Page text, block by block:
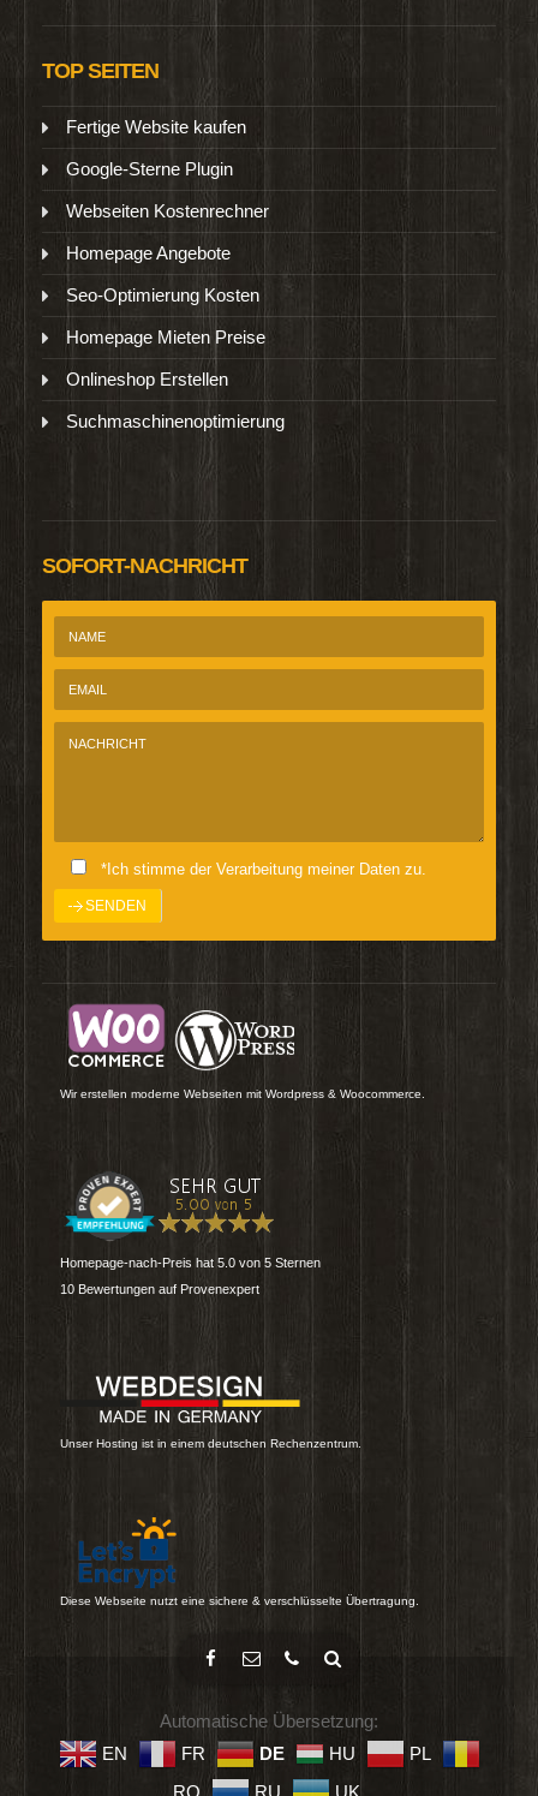
TOP SEITEN
Fertige Website kaufen
Google-Sterne Plugin
Webseiten Kostenrechner
Homepage Angebote
Seo-Optimierung Kosten
Homepage Mieten Preise
Onlineshop Erstellen
Suchmaschinenoptimierung
SOFORT-NACHRICHT
*Ich stimme der Verarbeitung meiner Daten zu.
Wir erstellen moderne Webseiten mit Wordpress & Woocommerce.
Homepage-nach-Preis hat 5.0 von 5 Sternen
10 Bewertungen auf Provenexpert
Unser Hosting ist in einem deutschen Rechenzentrum.
Diese Webseite nutzt eine sichere & verschlüsselte Übertragung.
Automatische Übersetzung:
EN
FR DE HU
PL
RO
RU UK